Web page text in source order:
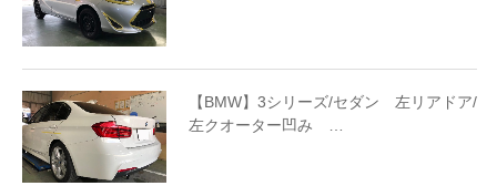
【BMW】3シリーズ/セダン 左リアドア/
左クオーター凹み …